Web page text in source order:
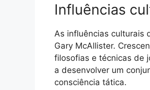
Influências
As influências culturais
Gary McAllister.
filosofias e técnicas de
a desenvolver um
consciência tática.